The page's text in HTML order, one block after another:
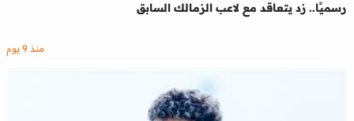
رسميًا.. زد يتعاقد مع لاعب الزمالك السابق
منذ 9 يوم